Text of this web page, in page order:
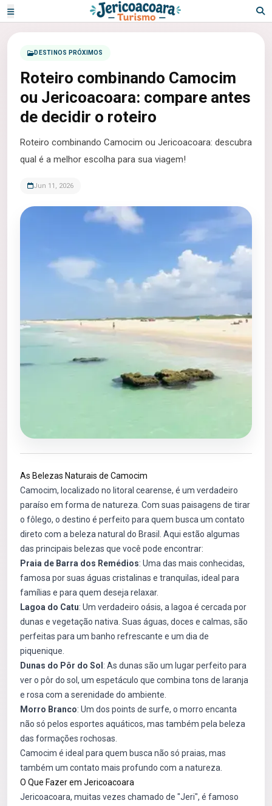
DESTINOS PRÓXIMOS
Roteiro combinando Camocim
ou Jericoacoara: compare antes
de decidir o roteiro
Roteiro combinando Camocim ou Jericoacoara: descubra
qual é a melhor escolha para sua viagem!
Jun 11, 2026
As Belezas Naturais de Camocim
Camocim, localizado no litoral cearense, é um verdadeiro
paraíso em forma de natureza. Com suas paisagens de tirar
o fôlego, o destino é perfeito para quem busca um contato
direto com a beleza natural do Brasil. Aqui estão algumas
das principais belezas que você pode encontrar:
Praia de Barra dos Remédios: Uma das mais conhecidas,
famosa por suas águas cristalinas e tranquilas, ideal para
famílias e para quem deseja relaxar.
Lagoa do Catu: Um verdadeiro oásis, a lagoa é cercada por
dunas e vegetação nativa. Suas águas, doces e calmas, são
perfeitas para um banho refrescante e um dia de
piquenique.
Dunas do Pôr do Sol : As dunas são um lugar perfeito para
ver o pôr do sol, um espetáculo que combina tons de laranja
e rosa com a serenidade do ambiente.
Morro Branco: Um dos points de surfe, o morro encanta
não só pelos esportes aquáticos, mas também pela beleza
das formações rochosas.
Camocim é ideal para quem busca não só praias, mas
também um contato mais profundo com a natureza.
O Que Fazer em Jericoacoara
Jericoacoara, muitas vezes chamado de "Jeri", é famoso